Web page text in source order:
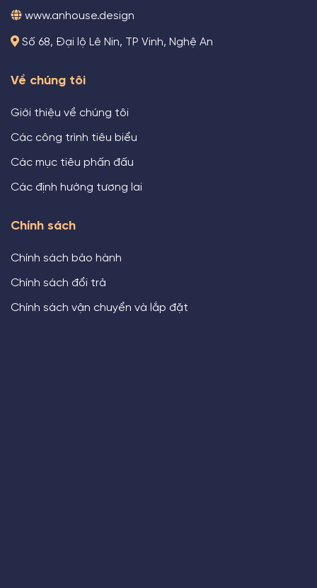
www.anhouse.design
Số 68, Đại lộ Lê Nin, TP Vinh, Nghệ An
Về chúng tôi
Giới thiệu về chúng tôi
Các công trình tiêu biểu
Các mục tiêu phấn đấu
Các định hướng tương lai
Chính sách
Chính sách bảo hành
Chính sách đổi trả
Chính sách vận chuyển và lắp đặt